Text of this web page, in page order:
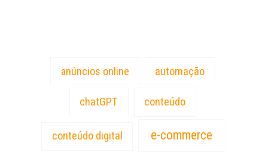
anúncios online automação
chatGPT conteúdo
conteúdo digital e-commerce